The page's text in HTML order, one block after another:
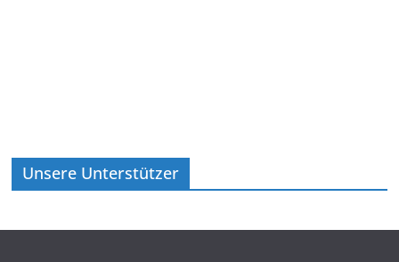
Unsere Unterstützer